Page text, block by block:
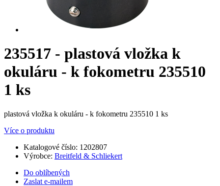
235517 - plastová vložka k
okuláru - k fokometru 235510
1 ks
plastová vložka k okuláru - k fokometru 235510 1 ks
Více o produktu
Katalogové číslo: 1202807
Výrobce: Breitfeld & Schliekert
Do oblíbených
Zaslat e-mailem